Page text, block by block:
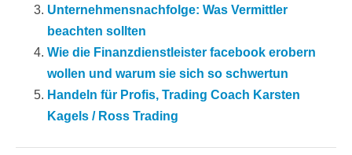
Unternehmensnachfolge: Was Vermittler
beachten sollten
Wie die Finanzdienstleister facebook erobern
wollen und warum sie sich so schwertun
Handeln für Profis, Trading Coach Karsten
Kagels / Ross Trading